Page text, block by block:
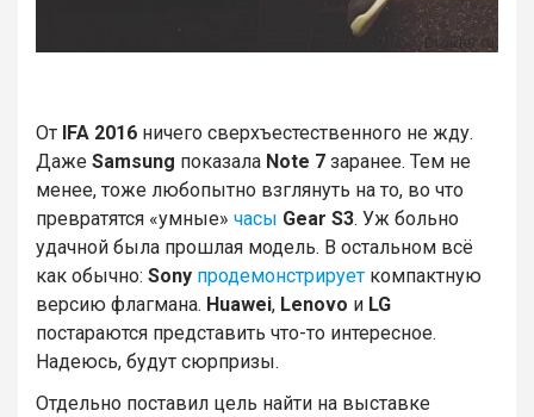
От IFA 2016 ничего сверхъестественного не жду.
Даже Samsung показала Note 7 заранее. Тем не
менее, тоже любопытно взглянуть на то, во что
превратятся «умные» часы Gear S3. Уж больно
удачной была прошлая модель. В остальном всё
как обычно: Sony продемонстрирует компактную
версию флагмана. Huawei, Lenovo и LG
постараются представить что-то интересное.
Надеюсь, будут сюрпризы.
Отдельно поставил цель найти на выставке